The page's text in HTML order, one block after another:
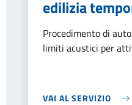
edilizia
Procedimento di
limiti acustici per
VAI AL SERVIZIO